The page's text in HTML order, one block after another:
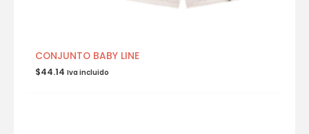
CONJUNTO BABY LINE
$44.14 Iva incluido